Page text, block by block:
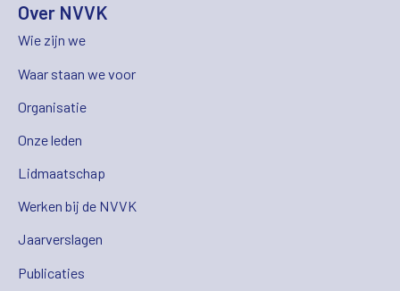
Over NVVK
Wie zijn we
Waar staan we voor
Organisatie
Onze leden
Lidmaatschap
Werken bij de NVVK
Jaarverslagen
Publicaties